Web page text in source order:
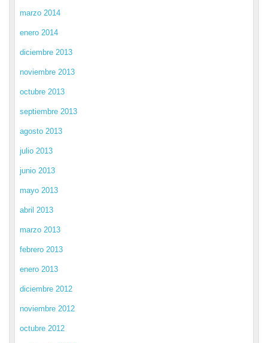
marzo 2014
enero 2014
diciembre 2013
noviembre 2013
octubre 2013
septiembre 2013
agosto 2013
julio 2013
junio 2013
mayo 2013
abril 2013
marzo 2013
febrero 2013
enero 2013
diciembre 2012
noviembre 2012
octubre 2012